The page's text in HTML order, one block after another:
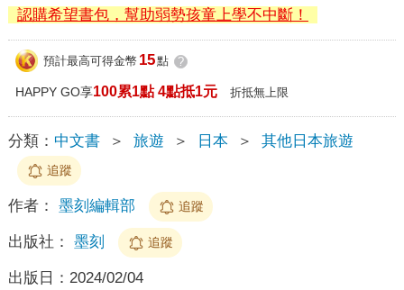
認購希望書包，幫助弱勢孩童上學不中斷！
預計最高可得金幣 15點 ?
HAPPY GO享100累1點 4點抵1元 折抵無上限
分類： 中文書 ＞ 旅遊 ＞ 日本 ＞ 其他日本旅遊
追蹤
作者： 墨刻編輯部 追蹤
出版社： 墨刻 追蹤
出版日： 2024/02/04